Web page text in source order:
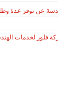
عن توفر عدة
فلور لخدمات